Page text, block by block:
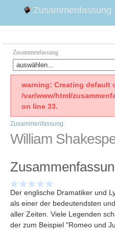
Zusammenfassung
Zusammenfassung
Faust
Willhelm Tell
Emilia Galotti
1. Weltkrieg Zusammenfassung
Weimarer Republik
Die Räuber
Maria Stuart
warning: Creating default
/var/www/html/
on line 33.
Zusammenfassung
William
Der englische Dramatiker und
als einer der bedeutendsten
aller Zeiten. Viele Legenden
der zum Beispiel "Romeo und